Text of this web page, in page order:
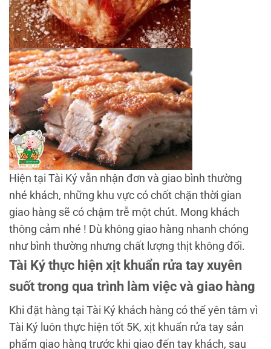
Hiện tại Tài Ký vẫn nhận đơn và giao bình thường
nhé khách, những khu vực có chốt chặn thời gian
giao hàng sẽ có chậm trễ một chút. Mong khách
thông cảm nhé ! Dù không giao hàng nhanh chóng
như bình thường nhưng chất lượng thịt không đổi.
Tài Ký thực hiện xịt khuẩn rửa tay xuyên
suốt trong qua trình làm việc và giao hàng
Khi đặt hàng tại Tài Ký khách hàng có thể yên tâm vì
Tài Ký luôn thực hiện tốt 5K, xịt khuẩn rửa tay sản
phẩm giao hàng trước khi giao đến tay khách, sau